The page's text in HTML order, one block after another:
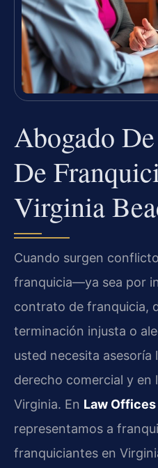
Abogado
De
Virginia
Cuando surgen
franquicia—ya sea por
contrato de franquicia,
terminación injusta o
usted necesita asesoría
derecho comercial y en
Virginia. En Law Offices
representamos a
franquiciantes en